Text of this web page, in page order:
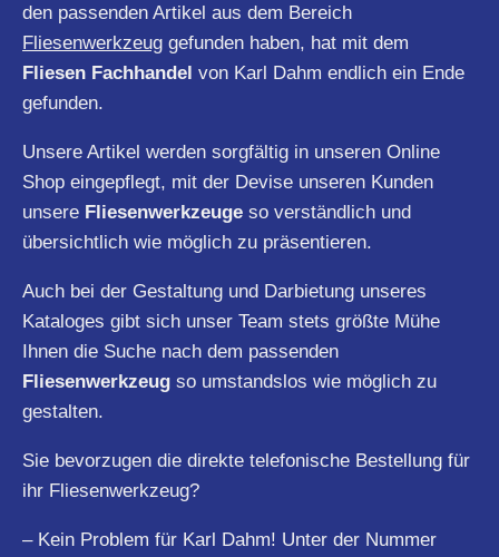
den passenden Artikel aus dem Bereich
Fliesenwerkzeug gefunden haben, hat mit dem
Fliesen Fachhandel von Karl Dahm endlich ein Ende
gefunden.
Unsere Artikel werden sorgfältig in unseren Online
Shop eingepflegt, mit der Devise unseren Kunden
unsere Fliesenwerkzeuge so verständlich und
übersichtlich wie möglich zu präsentieren.
Auch bei der Gestaltung und Darbietung unseres
Kataloges gibt sich unser Team stets größte Mühe
Ihnen die Suche nach dem passenden
Fliesenwerkzeug so umstandslos wie möglich zu
gestalten.
Sie bevorzugen die direkte telefonische Bestellung für
ihr Fliesenwerkzeug?
– Kein Problem für Karl Dahm! Unter der Nummer